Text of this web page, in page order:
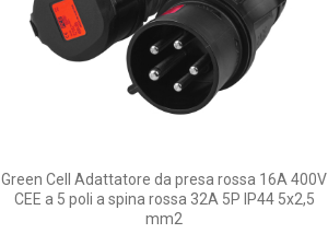
Green Cell Adattatore da presa rossa 16A 400V
CEE a 5 poli a spina rossa 32A 5P IP44 5x2,5
mm2